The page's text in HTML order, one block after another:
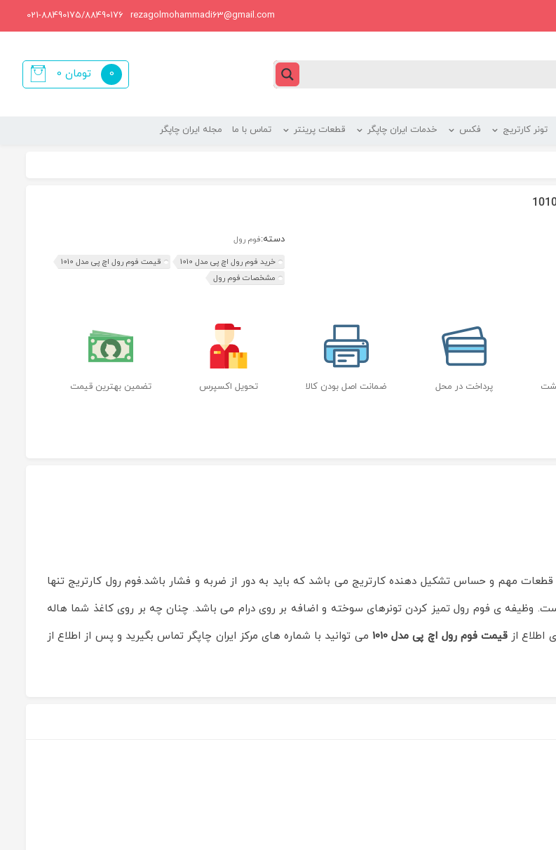
rezagolmohammadi63@gmail.com
021-88490175/88490176
0 تومان
0
تونر کارتریج فکس خدمات ایران چاپگر قطعات پرینتر تماس با ما مجله ایران چاپگر
دسته:فوم رول
خرید فوم رول اچ پی مدل 1010
قیمت فوم رول اچ پی مدل 1010
مشخصات فوم رول
پرداخت در محل ضمانت اصل بودن کالا تحویل اکسپرس تضمین بهترین قیمت
مهم و حساس تشکیل دهنده کارتریج می باشد که باید به دور از ضربه و فشار باشد.فوم رول کارتریج تنها
وظیفه ی فوم رول تمیز کردن تونرهای سوخته و اضافه بر روی درام می باشد. چنان چه بر روی کاغذ شما هاله
اطلاع ازقیمت فوم رول اچ پی مدل 1010
می توانید با شماره های مرکز ایران چاپگر تماس بگیرید و پس از اطلاع از